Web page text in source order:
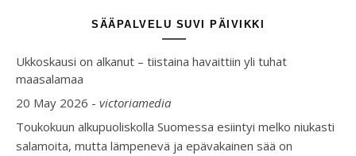
SÄÄPALVELU SUVI PÄIVIKKI
Ukkoskausi on alkanut – tiistaina havaittiin yli tuhat
maasalamaa
20 May 2026 - victoriamedia
Toukokuun alkupuoliskolla Suomessa esiintyi melko niukasti
salamoita, mutta lämpenevä ja epävakainen sää on